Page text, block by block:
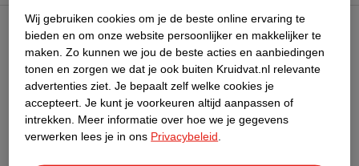
Kruidvat Club
Klantenservice
Over Kruidvat
Wij gebruiken cookies om je de beste online ervaring te
bieden en om onze website persoonlijker en makkelijker te
maken. Zo kunnen we jou de beste acties en aanbiedingen
tonen en zorgen we dat je ook buiten Kruidvat.nl relevante
advertenties ziet. Je bepaalt zelf welke cookies je
accepteert. Je kunt je voorkeuren altijd aanpassen of
intrekken.
Meer informatie over hoe we je gegevens
verwerken lees je in ons Privacybeleid